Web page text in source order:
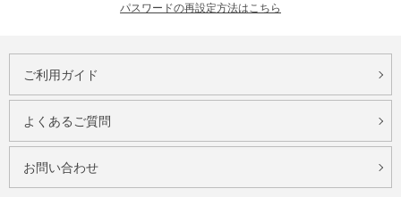
パスワードの再設定方法はこちら
ご利用ガイド
よくあるご質問
お問い合わせ